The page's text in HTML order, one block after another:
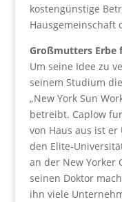
kostengünstige
Hausgemeinschaft
Großmutters Erbe
Um seine Idee zu
seinem Studium
„New York Sun
betreibt. Caplow
von Haus aus ist
den Elite-
an der New Yorker
seinen Doktor
ihn viele